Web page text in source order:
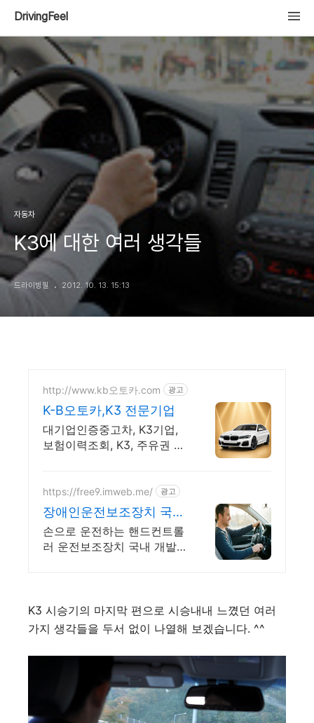
DrivingFeel
자동차
K3에 대한 여러 생각들
드라이빙필 2012. 10. 13. 15:13
http://www.kb오토카.com 광고
K-B오토카,K3 전문기업
대기업인증중고차, K3기업,
보험이력조회, K3, 주유권 증
은 할부이자율, 24시간실매
물전산연동
https://free9.imweb.me/ 광고
장애인운전보조장치 국내
기업 나이스코리아 운전
보조장치
손으로 운전하는 핸드컨트롤
러 운전보조장치 국내 개발
전을 선사합니다
K3 시승기의 마지막 편으로 시승내내 느꼈던 여러
가지 생각들을 두서 없이 나열해 보겠습니다. ^^